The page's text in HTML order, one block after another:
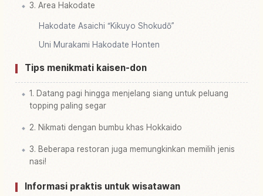
3. Area Hakodate
Hakodate Asaichi “Kikuyo Shokudō”
Uni Murakami Hakodate Honten
Tips menikmati kaisen-don
1. Datang pagi hingga menjelang siang untuk peluang
topping paling segar
2. Nikmati dengan bumbu khas Hokkaido
3. Beberapa restoran juga memungkinkan memilih jenis
nasi!
Informasi praktis untuk wisatawan